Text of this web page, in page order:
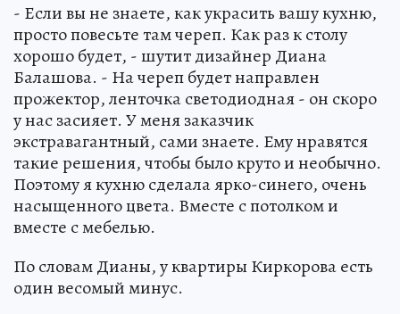
- Если вы не знаете, как украсить вашу кухню,
просто повесьте там череп. Как раз к столу
хорошо будет, - шутит дизайнер Диана
Балашова. - На череп будет направлен
прожектор, ленточка светодиодная - он скоро
у нас засияет. У меня заказчик
экстравагантный, сами знаете. Ему нравятся
такие решения, чтобы было круто и необычно.
Поэтому я кухню сделала ярко-синего, очень
насыщенного цвета. Вместе с потолком и
вместе с мебелью.
По словам Дианы, у квартиры Киркорова есть
один весомый минус.